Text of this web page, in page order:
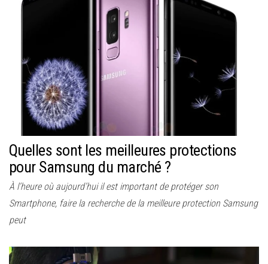
Quelles sont les meilleures protections
pour Samsung du marché ?
À l’heure où aujourd’hui il est important de protéger son
Smartphone, faire la recherche de la meilleure protection Samsung
peut